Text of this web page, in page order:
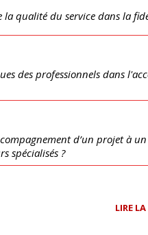
la qualité du service dans la
des professionnels dans
d’un projet à
spécialisés ?
LIRE